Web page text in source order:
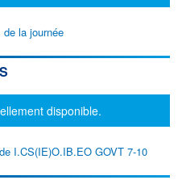
la journée
disponible.
I.CS(IE)O.IB.EO GOVT 7-10